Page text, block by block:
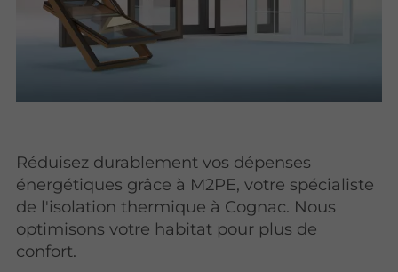
Réduisez durablement vos dépenses
énergétiques grâce à M2PE, votre spécialiste
de l'isolation thermique à Cognac. Nous
optimisons votre habitat pour plus de
confort.